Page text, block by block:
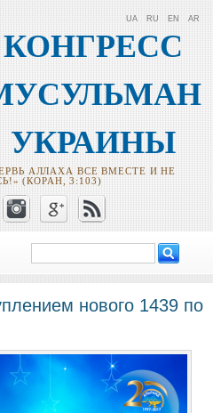
КОНГРЕСС
УКРАИНЫ
АЛЛАХА ВСЕ ВМЕСТЕ И НЕ
(КОРАН, 3:103)
UA RU EN AR
Форма поиска
нового 1439 по